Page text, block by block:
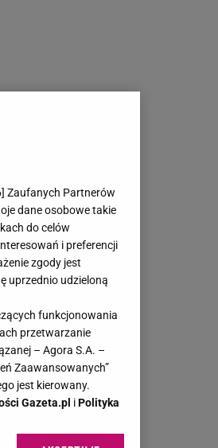
] Zaufanych Partnerów
dane osobowe takie
do celów
i preferencji
zgody jest
uprzednio udzieloną
funkcjonowania
przetwarzanie
– Agora S.A. –
Zaawansowanych”
jest kierowany.
Gazeta.pl iPolityka